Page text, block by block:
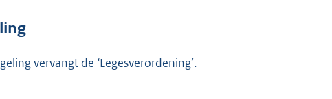
vervangt de ‘Legesverordening’.